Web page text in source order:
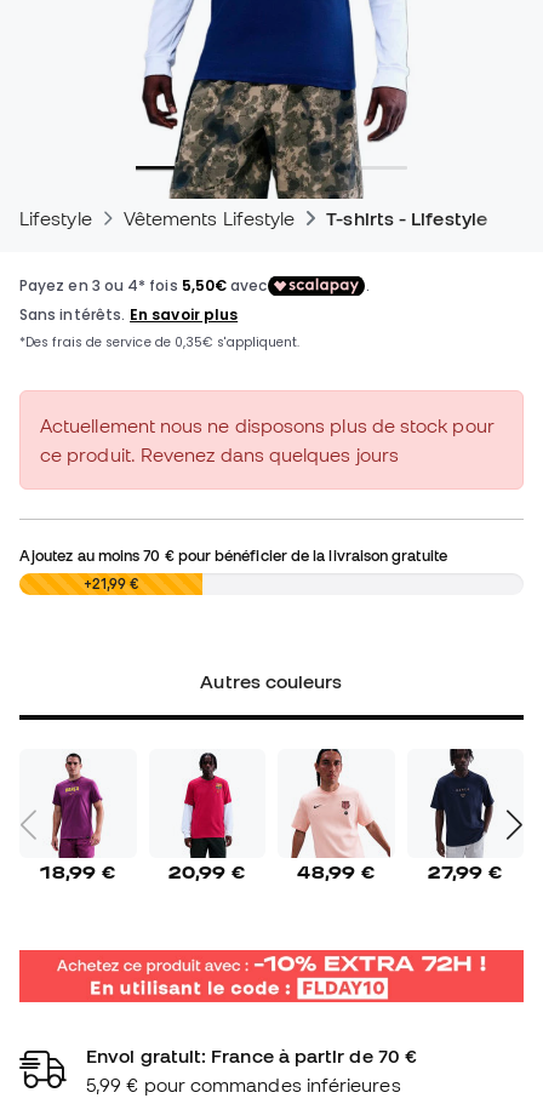
Lifestyle Vêtements Lifestyle T-shirts - Lifestyle
Actuellement nous ne disposons plus de stock pour
ce produit. Revenez dans quelques jours
Ajoutez au moins70 €pour bénéficier de la livraison gratuite
0,00 € +21,99 €
Autres couleurs
18,99 € 20,99 € 48,99 € 27,99 €
Envoi gratuit: France à partir de 70 €
5,99 € pour commandes inférieures